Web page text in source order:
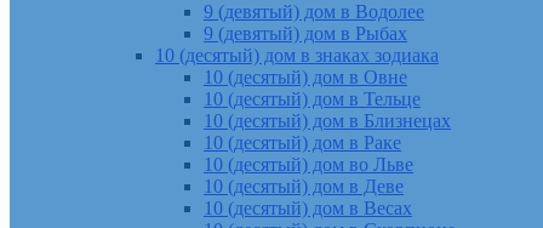
9 (девятый) дом в Водолее
9 (девятый) дом в Рыбах
10 (десятый) дом в знаках зодиака
10 (десятый) дом в Овне
10 (десятый) дом в Тельце
10 (десятый) дом в Близнецах
10 (десятый) дом в Раке
10 (десятый) дом во Льве
10 (десятый) дом в Деве
10 (десятый) дом в Весах